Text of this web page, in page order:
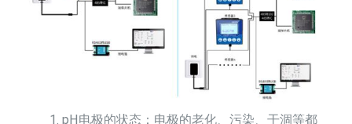
pH电极的状态：电极的老化、污染、干涸等都